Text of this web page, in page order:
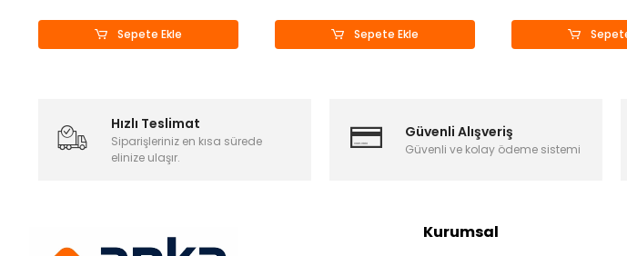
Sepete Ekle Sepete Ekle
Hızlı Teslimat
Siparişleriniz en kısa sürede
elinize ulaşır.
Güvenli Alışveriş
Güvenli ve kolay ödeme sistemi
Kurumsal